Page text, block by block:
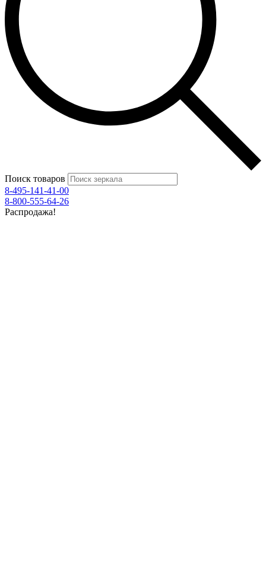
Поиск товаров
8-495-141-41-00
8-800-555-64-26
Распродажа!